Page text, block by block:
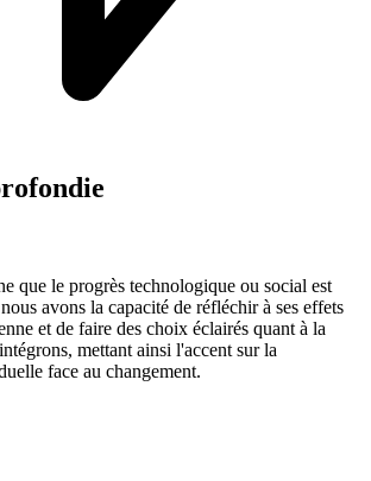
que le progrès technologique ou social est
avons la capacité de réfléchir à ses effets
et de faire des choix éclairés quant à la
mettant ainsi l'accent sur la
face au changement.